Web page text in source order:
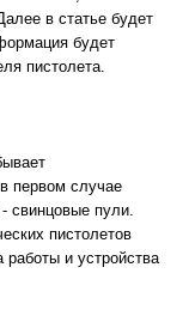
в статье будет
будет
пистолета.
первом случае
свинцовые пули.
пистолетов
работы и устройства